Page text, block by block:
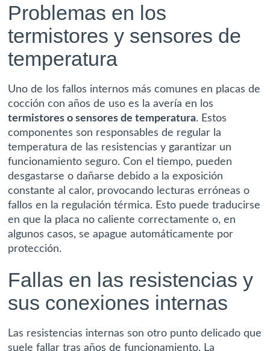
Problemas en los
termistores y sensores de
temperatura
Uno de los fallos internos más comunes en placas de
cocción con años de uso es la avería en los
termistores o sensores de temperatura. Estos
componentes son responsables de regular la
temperatura de las resistencias y garantizar un
funcionamiento seguro. Con el tiempo, pueden
desgastarse o dañarse debido a la exposición
constante al calor, provocando lecturas erróneas o
fallos en la regulación térmica. Esto puede traducirse
en que la placa no caliente correctamente o, en
algunos casos, se apague automáticamente por
protección.
Fallas en las resistencias y
sus conexiones internas
Las resistencias internas son otro punto delicado que
suele fallar tras años de funcionamiento. La